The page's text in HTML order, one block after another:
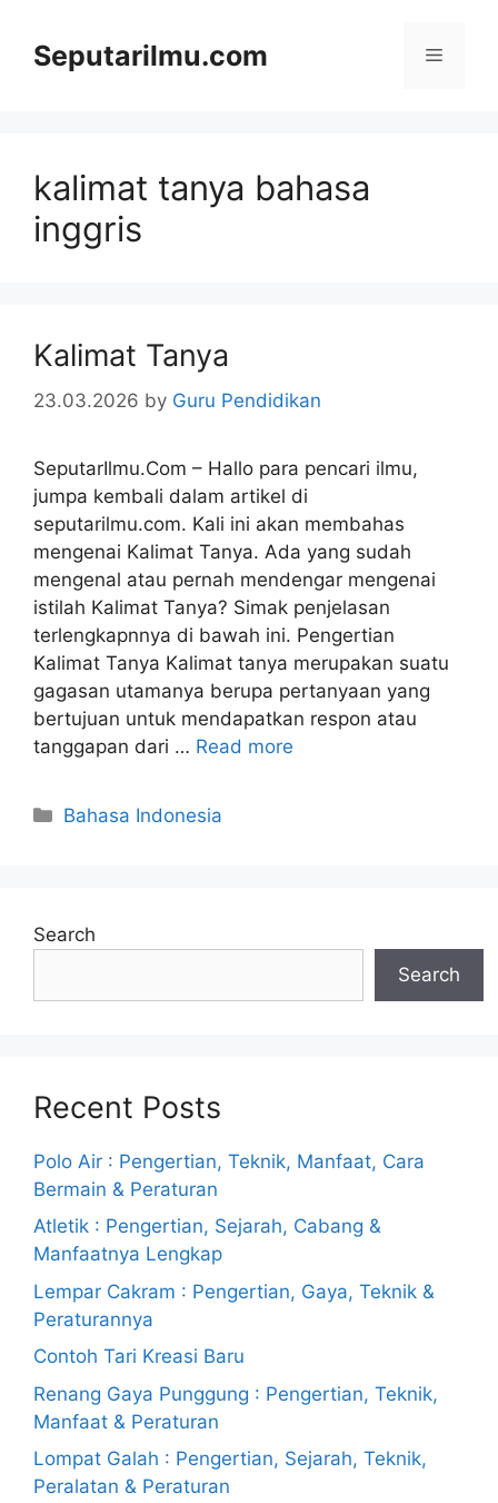
contentSeputarilmu.com Menu
kalimat tanya bahasa
inggris
Kalimat Tanya
23.03.2026 by Guru Pendidikan
SeputarIlmu.Com – Hallo para pencari ilmu,
jumpa kembali dalam artikel di
seputarilmu.com. Kali ini akan membahas
mengenai Kalimat Tanya. Ada yang sudah
mengenal atau pernah mendengar mengenai
istilah Kalimat Tanya? Simak penjelasan
terlengkapnnya di bawah ini. Pengertian
Kalimat Tanya Kalimat tanya merupakan suatu
gagasan utamanya berupa pertanyaan yang
bertujuan untuk mendapatkan respon atau
tanggapan dari … Read more
Categories
Bahasa Indonesia
Search
Search
Recent Posts
Polo Air : Pengertian, Teknik, Manfaat, Cara
Bermain & Peraturan
Atletik : Pengertian, Sejarah, Cabang &
Manfaatnya Lengkap
Lempar Cakram : Pengertian, Gaya, Teknik &
Peraturannya
Contoh Tari Kreasi Baru
Renang Gaya Punggung : Pengertian, Teknik,
Manfaat & Peraturan
Lompat Galah : Pengertian, Sejarah, Teknik,
Peralatan & Peraturan